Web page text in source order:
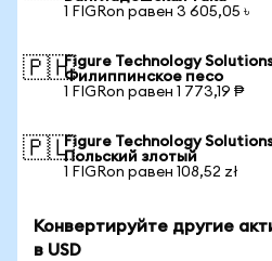
1 FIGRon равен 3 605,05 ৳
🇵🇭Figure Technology
Филиппинское песо
1 FIGRon равен 1 773,19 ₱
🇵🇱Figure Technology
Польский злотый
1 FIGRon равен 108,52 zł
Конвертируйте другие
в USD